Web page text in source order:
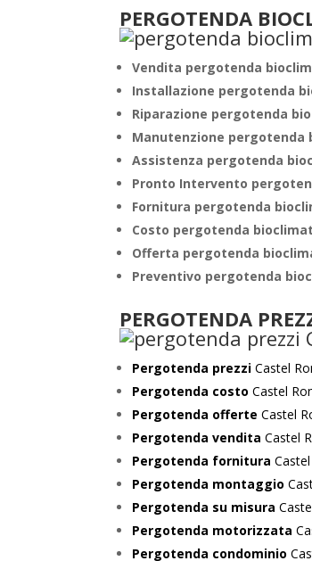
PERGOTENDA
Vendita pergotenda
Installazione pergotenda
Riparazione pergotenda
Manutenzione pergotenda
Assistenza pergotenda
Pronto Intervento
Fornitura pergotenda
Costo pergotenda
Offerta pergotenda
Preventivo pergotenda
PERGOTENDA
Pergotenda prezzi Castel
Pergotenda costoCastel
Pergotenda offerte Castel
Pergotenda vendita Castel
Pergotenda fornitura
Pergotenda montaggio
Pergotenda su misura
Pergotenda motorizzata
Pergotenda condominio